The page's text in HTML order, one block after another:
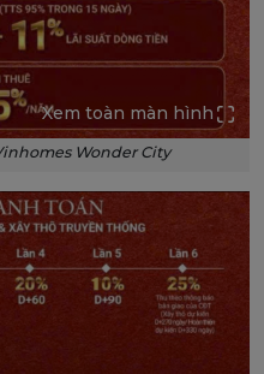
Xem toàn màn hình
Wonder City